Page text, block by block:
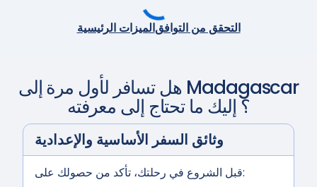
الميزات الرئيسيةالتحقق من التوافق
هل تسافر لأول مرة إلى Madagascar
؟ إليك ما تحتاج إلى معرفته
وثائق السفر الأساسية والإعدادية
قبل الشروع في رحلتك، تأكد من حصولك على: